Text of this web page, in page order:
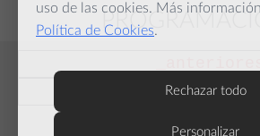
uso de las cookies. Más
Política de Cookies.
Rechazar todo
Personalizar
actuales